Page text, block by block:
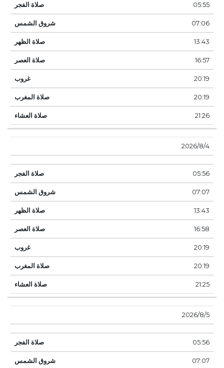
05:55
07:06
13:43
16:57
20:19
20:19
21:26
4‏‏/8‏‏/2026
05:56
07:07
13:43
16:58
20:19
20:19
21:25
5‏‏/8‏‏/2026
05:56
07:07